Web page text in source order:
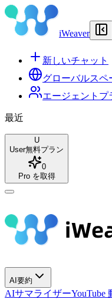
iWeaver
新しいチャット
グローバルスペ
エージェントプ
最近
U
User無料プラン
0
Pro を取得
AI要約
AIサマライザーYouTube